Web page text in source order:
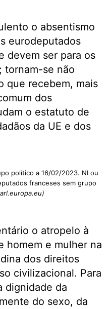
o absentismo
eurodeputados
devem ser para os
tornam-se não
que recebem, mais
dos
o estatuto de
da UE e dos
político a 16/02/2023. NI ou
franceses sem grupo
o atropelo à
homem e mulher na
dos direitos
civilizacional. Para
dignidade da
do sexo, da